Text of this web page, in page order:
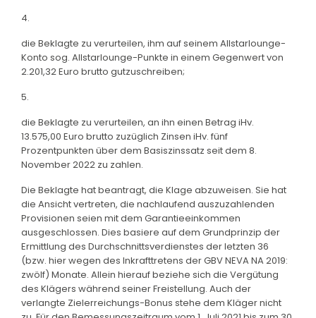
4.
die Beklagte zu verurteilen, ihm auf seinem Allstarlounge-
Konto sog. Allstarlounge-Punkte in einem Gegenwert von
2.201,32 Euro brutto gutzuschreiben;
5.
die Beklagte zu verurteilen, an ihn einen Betrag iHv.
13.575,00 Euro brutto zuzüglich Zinsen iHv. fünf
Prozentpunkten über dem Basiszinssatz seit dem 8.
November 2022 zu zahlen.
Die Beklagte hat beantragt, die Klage abzuweisen. Sie hat
die Ansicht vertreten, die nachlaufend auszuzahlenden
Provisionen seien mit dem Garantieeinkommen
ausgeschlossen. Dies basiere auf dem Grundprinzip der
Ermittlung des Durchschnittsverdienstes der letzten 36
(bzw. hier wegen des Inkrafttretens der GBV NEVA NA 2019:
zwölf) Monate. Allein hierauf beziehe sich die Vergütung
des Klägers während seiner Freistellung. Auch der
verlangte Zielerreichungs-Bonus stehe dem Kläger nicht